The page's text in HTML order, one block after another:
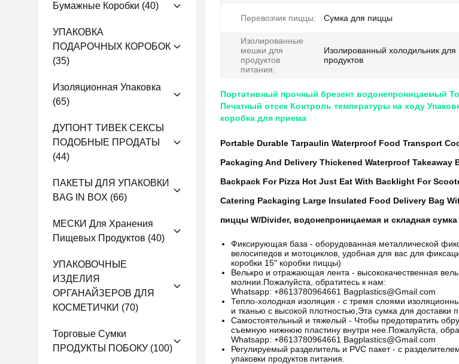
Бумажные Коробки (40)
УПАКОВКА
ПОДАРОЧНЫХ КОРОБОК
(35)
Изоляционная Упаковка
(65)
ДУПОНТ ТИВЕК СЕКСЫ
ПОДОБНЫЕ ПРОДАТЫ
(44)
ПАКЕТЫ ДЛЯ УПАКОВКИ
BAG IN BOX (66)
МЕСКИ Для Хранения
Пищевых Продуктов (40)
УПАКОВОЧНЫЕ
ИЗДЕЛИЯ
ОРГАНАЙЗЕРОВ ДЛЯ
КОСМЕТИЧКИ (70)
Торговые Сумки
ПРОДУКТЫ ПОБОКУ (100)
Перевозчик пиццы: Сумка для пиццы
Изолированные
мешки для
продуктов
питания:
Изолированный холодильник для
продуктов
Портативный прочный брезент водонепроницаемый
Печатный отсек Контроль температуры на ходу
коробка для приема
Portable Durable Tarpaulin Waterproof Food Transport
Packaging And Delivery Thickened Waterproof
Backpack For Pizza Hot Just Eat With Backlight For
Catering Packaging Large Insulated Food Delivery Bag
пиццы W/Divider, водонепроницаемая и складная
Фиксирующая база - оборудованная металлической
велосипедов и мотоциклов, удобная для вас для
коробки 15" коробки пиццы)
Велькро и отражающая лента - высококачественная
молнии. Пожалуйста, обратитесь к нам:
Whatsapp: +8613780964661 Bagplastics@Gmail.com
Тепло-холодная изоляция - с тремя слоями
и тканью с высокой плотностью,Эта сумка для
Самостоятельный и тяжелый - Чтобы предотвратить
съемную нижнюю пластину внутри нее. Пожалуйста,
Whatsapp: +8613780964661 Bagplastics@Gmail.com
Регулируемый разделитель и PVC пакет - с
упаковки продуктов питания.